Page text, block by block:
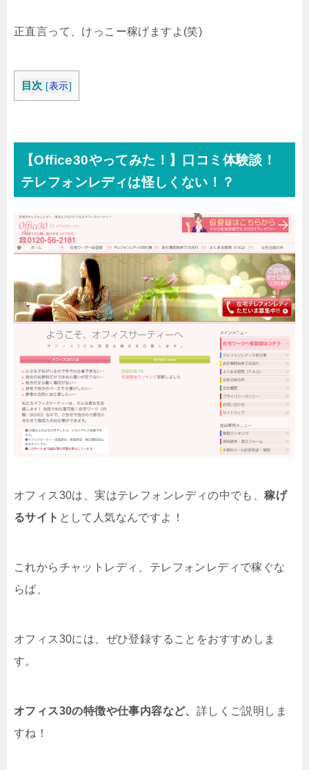
正直言って、けっこー稼げますよ(笑)
目次 [表示]
【Office30やってみた！】口コミ体験談！
テレフォンレディは怪しくない！？
オフィス30は、実はテレフォンレディの中でも、稼げ
るサイト として人気なんですよ！
これからチャットレディ、テレフォンレディで稼ぐな
らば、
オフィス30には、ぜひ登録することをおすすめしま
す。
オフィス30の特徴や仕事内容など、 詳しくご説明しま
すね！